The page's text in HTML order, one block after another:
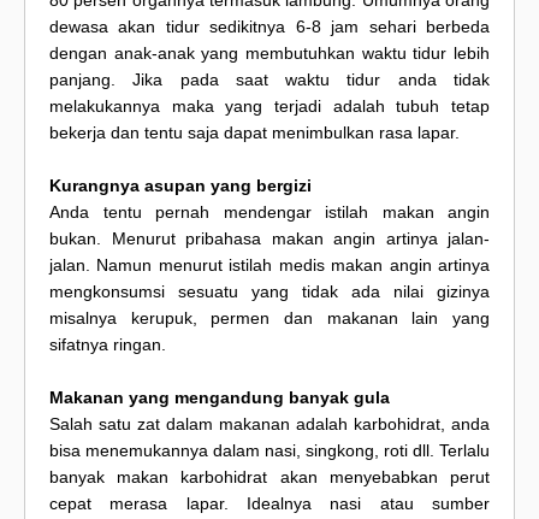
dewasa akan tidur sedikitnya 6-8 jam sehari berbeda
dengan anak-anak yang membutuhkan waktu tidur lebih
panjang. Jika pada saat waktu tidur anda tidak
melakukannya maka yang terjadi adalah tubuh tetap
bekerja dan tentu saja dapat menimbulkan rasa lapar.
Kurangnya asupan yang bergizi
Anda tentu pernah mendengar istilah makan angin
bukan. Menurut pribahasa makan angin artinya jalan-
jalan. Namun menurut istilah medis makan angin artinya
mengkonsumsi sesuatu yang tidak ada nilai gizinya
misalnya kerupuk, permen dan makanan lain yang
sifatnya ringan.
Makanan yang mengandung banyak gula
Salah satu zat dalam makanan adalah karbohidrat, anda
bisa menemukannya dalam nasi, singkong, roti dll. Terlalu
banyak makan karbohidrat akan menyebabkan perut
cepat merasa lapar. Idealnya nasi atau sumber